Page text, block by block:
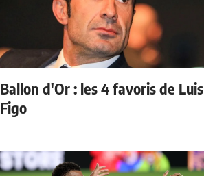
Ballon d'Or : les 4 favoris de Luis
Figo